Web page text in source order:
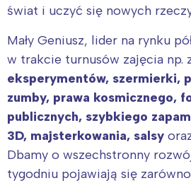
świat i uczyć się nowych
Mały Geniusz, lider na rynku
w trakcie turnusów zajęcia np.
eksperymentów, szermierki,
zumby, prawa kosmicznego,
publicznych, szybkiego
3D, majsterkowania, salsy
Dbamy o wszechstronny
tygodniu pojawiają się